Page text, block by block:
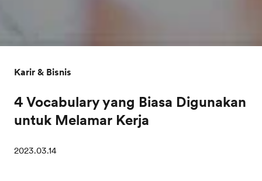
Karir & Bisnis
4 Vocabulary yang Biasa Digunakan
untuk Melamar Kerja
2023.03.14